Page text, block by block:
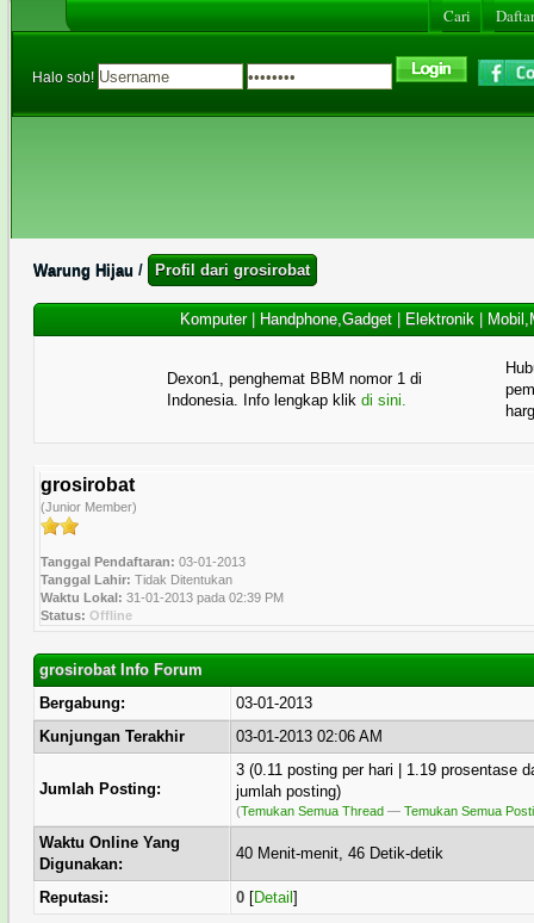
Cari
Halo sob!
Warung Hijau / Profil dari grosirobat
Komputer| Handphone,Gadget| Elektronik|
Dexon1, penghemat BBM nomor 1 di
Indonesia. Info lengkap klik di sini.
grosirobat
(Junior Member)
Tanggal Pendaftaran: 03-01-2013
Tanggal Lahir: Tidak Ditentukan
Waktu Lokal: 31-01-2013 pada 02:39 PM
Status: Offline
grosirobat Info Forum
Bergabung:
03-01-2013
Kunjungan Terakhir
03-01-2013 02:06 AM
Jumlah Posting:
3 (0.11 posting per hari | 1.19 prosentase
jumlah posting)
(Temukan Semua Thread —Temukan Semua
Waktu Online Yang
Digunakan:
40 Menit-menit, 46 Detik-detik
Reputasi: 0 [Detail]